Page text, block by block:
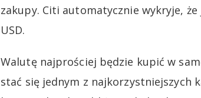
zakupy. Citi automatycznie wykryje,
USD.
Walutę najprościej będzie kupić w
stać się jednym z najkorzystniejszych